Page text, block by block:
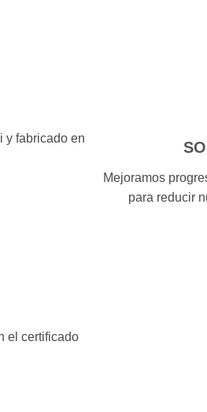
y fabricado en
Mejoramos
para reducir
el certificado